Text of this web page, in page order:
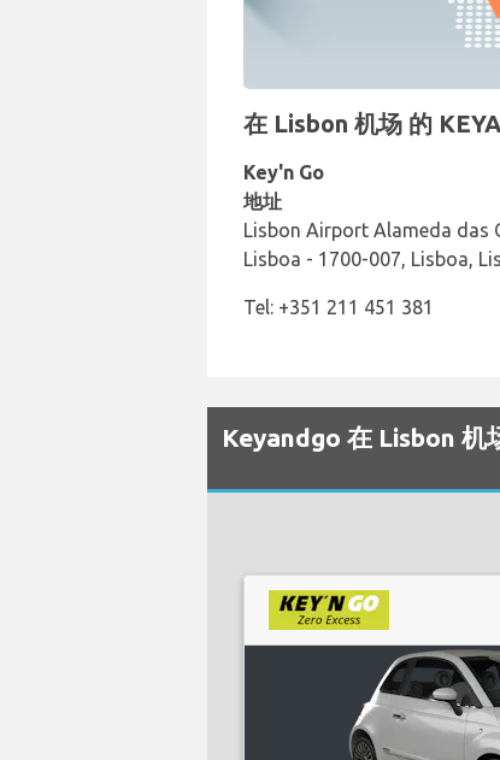
在 Lisbon 机场 的
Key'n Go
地址
Lisbon Airport Alameda das
Lisboa - 1700-007, Lisboa,
Tel: +351 211 451 381
Keyandgo 在 Lisbon 机